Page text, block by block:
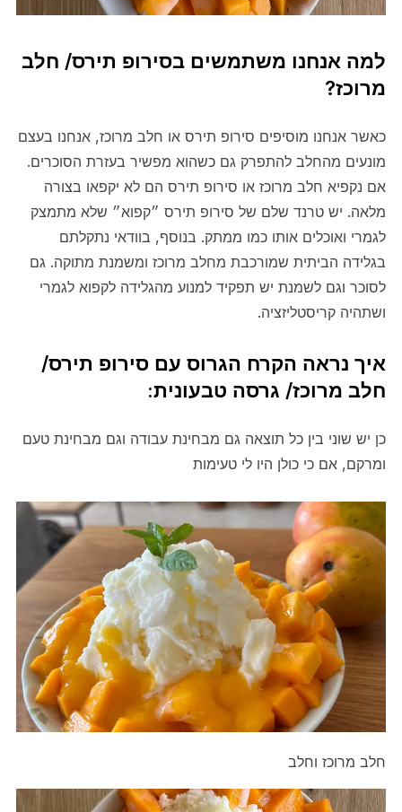
למה אנחנו משתמשים בסירופ תירס/ חלב
מרוכז?
כאשר אנחנו מוסיפים סירופ תירס או חלב מרוכז, אנחנו בעצם
מונעים מהחלב להתפרק גם כשהוא מפשיר בעזרת הסוכרים.
אם נקפיא חלב מרוכז או סירופ תירס הם לא יקפאו בצורה
מלאה. יש טרנד שלם של סירופ תירס ״קפוא״ שלא מתמצק
לגמרי ואוכלים אותו כמו ממתק. בנוסף, בוודאי נתקלתם
בגלידה הביתית שמורכבת מחלב מרוכז ומשמנת מתוקה. גם
לסוכר וגם לשמנת יש תפקיד למנוע מהגלידה לקפוא לגמרי
ושתהיה קריסטליזציה.
איך נראה הקרח הגרוס עם סירופ תירס/
חלב מרוכז/ גרסה טבעונית:
כן יש שוני בין כל תוצאה גם מבחינת עבודה וגם מבחינת טעם
ומרקם, אם כי כולן היו לי טעימות
חלב מרוכז וחלב